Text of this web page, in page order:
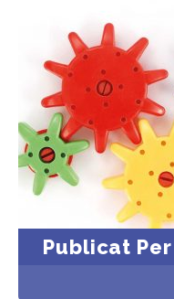
Publicat Per